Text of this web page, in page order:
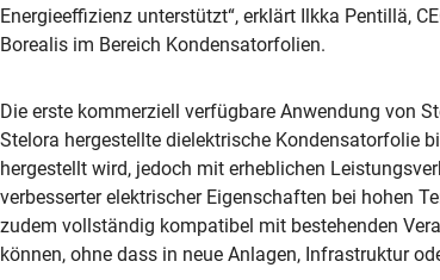
Energieeffizienz unterstützt“, erklärt Ilkka Pentillä,
Borealis im Bereich Kondensatorfolien.
Die erste kommerziell verfügbare Anwendung von
Stelora hergestellte dielektrische Kondensatorfolie
hergestellt wird, jedoch mit erheblichen
verbesserter elektrischer Eigenschaften bei hohen
zudem vollständig kompatibel mit bestehenden
können, ohne dass in neue Anlagen, Infrastruktur